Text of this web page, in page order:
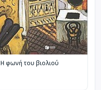
Η φωνή του βιολιού